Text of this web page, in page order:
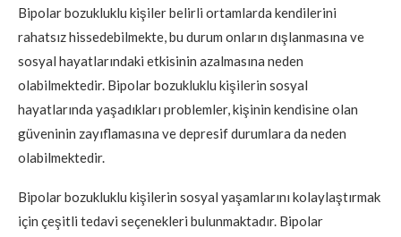
Bipolar bozukluklu kişiler belirli ortamlarda kendilerini
rahatsız hissedebilmekte, bu durum onların dışlanmasına ve
sosyal hayatlarındaki etkisinin azalmasına neden
olabilmektedir. Bipolar bozukluklu kişilerin sosyal
hayatlarında yaşadıkları problemler, kişinin kendisine olan
güveninin zayıflamasına ve depresif durumlara da neden
olabilmektedir.
Bipolar bozukluklu kişilerin sosyal yaşamlarını kolaylaştırmak
için çeşitli tedavi seçenekleri bulunmaktadır. Bipolar